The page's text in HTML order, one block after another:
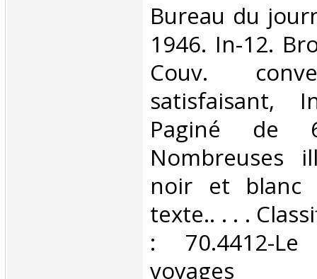
‎Bureau du
1946. In-12.
Couv.
satisfaisant,
Paginé de
Nombreuses
noir et blanc
texte.. . . .
: 70.4412-
voyages‎